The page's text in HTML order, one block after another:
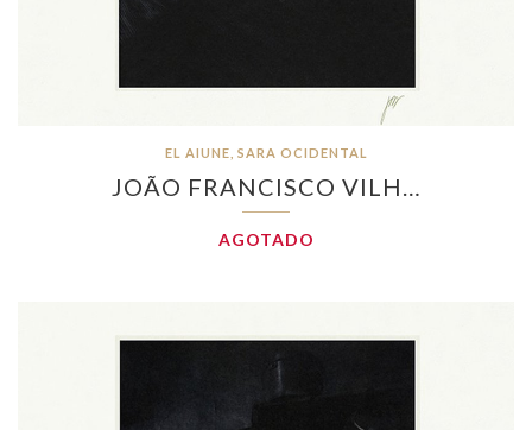
EL AIUNE, SARA OCIDENTAL
JOÃO FRANCISCO VILH…
AGOTADO